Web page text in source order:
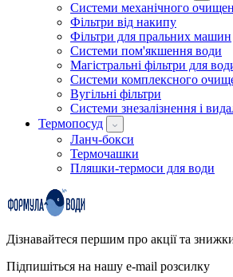
Системи механічного
Фільтри від накипу
Фільтри для пральних машин
Системи пом'якшення води
Магістральні фільтри для
Системи комплексного
Вугільні фільтри
Системи знезалізнення і
Термопосуд
Ланч-бокси
Термочашки
Пляшки-термоси для води
Дізнавайтеся першим про акції та
Підпишіться на нашу e-mail розсилку